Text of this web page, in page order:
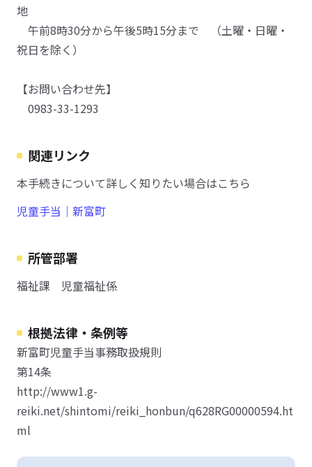
地
午前8時30分から午後5時15分まで （土曜・日曜・
祝日を除く）
【お問い合わせ先】
0983-33-1293
関連リンク
本手続きについて詳しく知りたい場合はこちら
児童手当｜新富町
所管部署
福祉課 児童福祉係
根拠法律・条例等
新富町児童手当事務取扱規則
第14条
http://www1.g-
reiki.net/shintomi/reiki_honbun/q628RG00000594.ht
ml